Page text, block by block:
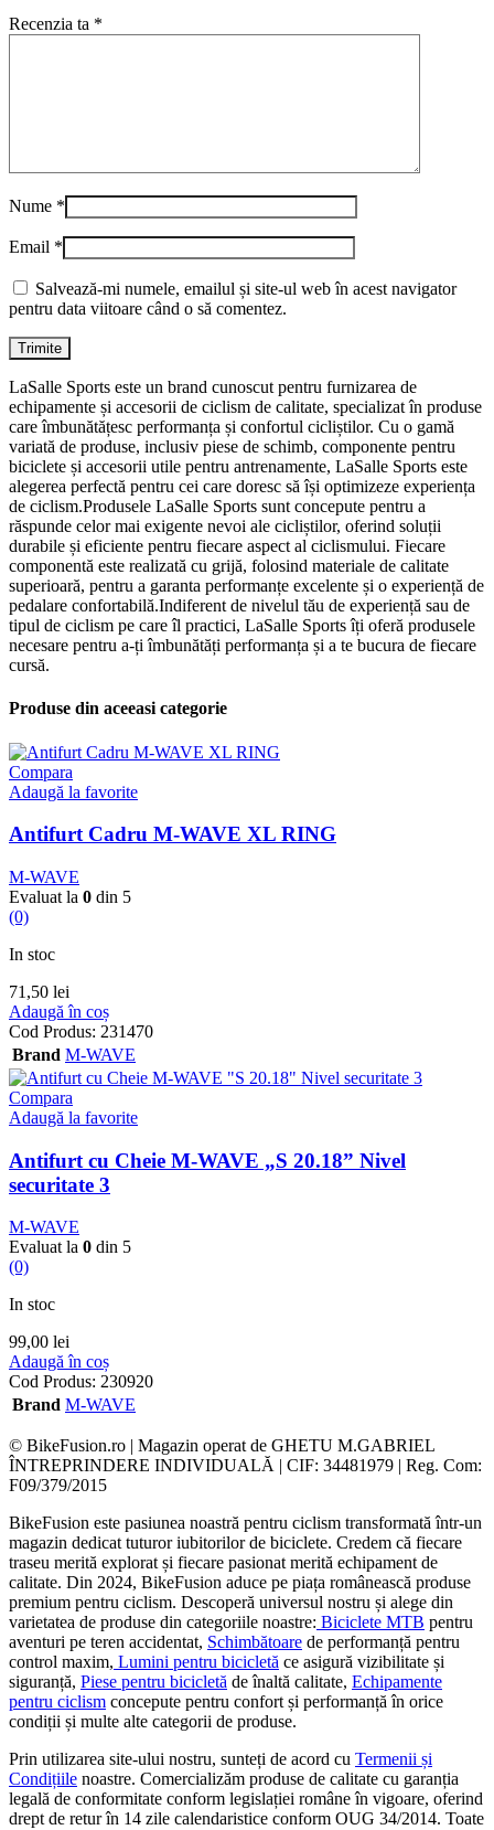
Recenzia ta *
Nume *
Email *
Salvează-mi numele, emailul și site-ul web în acest navigator
pentru data viitoare când o să comentez.
LaSalle Sports este un brand cunoscut pentru furnizarea de
echipamente și accesorii de ciclism de calitate, specializat în produse
care îmbunătățesc performanța și confortul cicliștilor. Cu o gamă
variată de produse, inclusiv piese de schimb, componente pentru
biciclete și accesorii utile pentru antrenamente, LaSalle Sports este
alegerea perfectă pentru cei care doresc să își optimizeze experiența
de ciclism.Produsele LaSalle Sports sunt concepute pentru a
răspunde celor mai exigente nevoi ale cicliștilor, oferind soluții
durabile și eficiente pentru fiecare aspect al ciclismului. Fiecare
componentă este realizată cu grijă, folosind materiale de calitate
superioară, pentru a garanta performanțe excelente și o experiență de
pedalare confortabilă.Indiferent de nivelul tău de experiență sau de
tipul de ciclism pe care îl practici, LaSalle Sports îți oferă produsele
necesare pentru a-ți îmbunătăți performanța și a te bucura de fiecare
cursă.
Produse din aceeasi categorie
Compara
Adaugă la favorite
Antifurt Cadru M-WAVE XL RING
M-WAVE
Evaluat la 0 din 5
(0)
In stoc
71,50 lei
Adaugă în coș
Cod Produs: 231470
Brand M-WAVE
Compara
Adaugă la favorite
Antifurt cu Cheie M-WAVE „S 20.18” Nivel
securitate 3
M-WAVE
Evaluat la 0 din 5
(0)
In stoc
99,00 lei
Adaugă în coș
Cod Produs: 230920
Brand M-WAVE
© BikeFusion.ro | Magazin operat de GHETU M.GABRIEL
ÎNTREPRINDERE INDIVIDUALĂ | CIF: 34481979 | Reg. Com:
F09/379/2015
BikeFusion este pasiunea noastră pentru ciclism transformată într-un
magazin dedicat tuturor iubitorilor de biciclete. Credem că fiecare
traseu merită explorat și fiecare pasionat merită echipament de
calitate. Din 2024, BikeFusion aduce pe piața românească produse
premium pentru ciclism. Descoperă universul nostru și alege din
varietatea de produse din categoriile noastre: Biciclete MTB pentru
aventuri pe teren accidentat, Schimbătoare de performanță pentru
control maxim, Lumini pentru bicicletă ce asigură vizibilitate și
siguranță, Piese pentru bicicletă de înaltă calitate, Echipamente
pentru ciclism concepute pentru confort și performanță în orice
condiții și multe alte categorii de produse.
Prin utilizarea site-ului nostru, sunteți de acord cu Termenii și
Condițiile noastre. Comercializăm produse de calitate cu garanția
legală de conformitate conform legislației române în vigoare, oferind
drept de retur în 14 zile calendaristice conform OUG 34/2014. Toate